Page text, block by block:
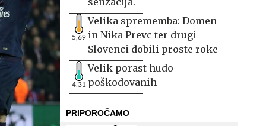
5,69
Velika sprememba: Domen
in Nika Prevc ter drugi
Slovenci dobili proste roke
4,31
Velik porast hudo
poškodovanih